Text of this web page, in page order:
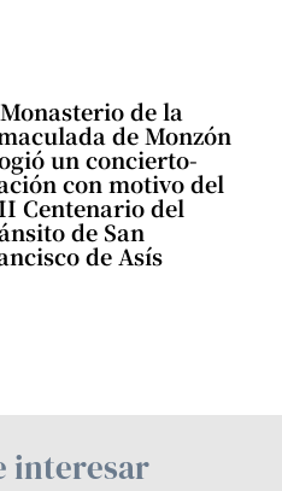
de la
de Monzón
un concierto-
con motivo del
Centenario del
de San
de Asís
interesar